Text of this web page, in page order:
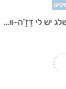
יש לי דֶּזָ'ה-ווּ...